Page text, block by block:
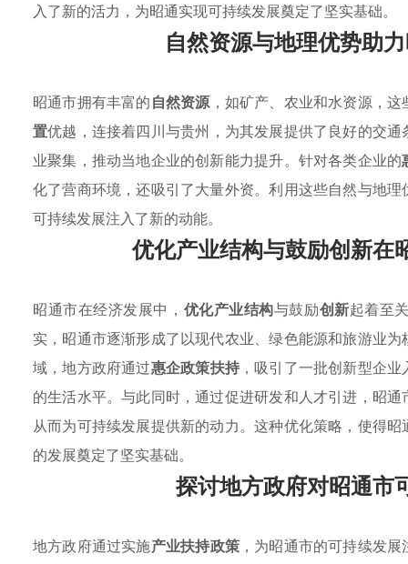
入了新的活力，为昭通实现可持续发展奠定了坚实基础。
自然资源与地理优势助
昭通市拥有丰富的自然资源，如矿产、农业和水资源，
置优越，连接着四川与贵州，为其发展提供了良好的交
业聚集，推动当地企业的创新能力提升。针对各类企业的
化了营商环境，还吸引了大量外资。利用这些自然与地
可持续发展注入了新的动能。
优化产业结构与鼓励创新在
昭通市在经济发展中， 优化产业结构与鼓励创新起着至
实，昭通市逐渐形成了以现代农业、绿色能源和旅游业
域，地方政府通过惠企政策扶持，吸引了一批创新型企
的生活水平。与此同时，通过促进研发和人才引进，昭
从而为可持续发展提供新的动力。这种优化策略，使得
的发展奠定了坚实基础。
探讨地方政府对昭通市
地方政府通过实施产业扶持政策，为昭通市的可持续发